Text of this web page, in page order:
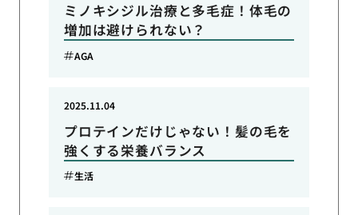
ミノキシジル治療と多毛症！体毛の
増加は避けられない？
AGA
プロテインだけじゃない！髪の毛を
強くする栄養バランス
2025.11.04
生活